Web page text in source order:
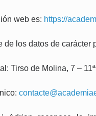
web es: https://
de los datos de
Tirso de Molina, 7 –